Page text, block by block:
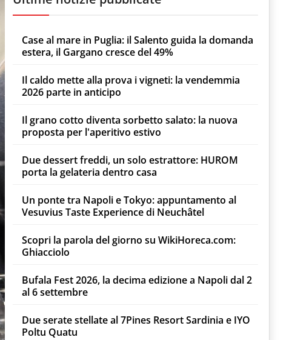
Case al mare in Puglia: il Salento guida la domanda
estera, il Gargano cresce del 49%
Il caldo mette alla prova i vigneti: la vendemmia
2026 parte in anticipo
Il grano cotto diventa sorbetto salato: la nuova
proposta per l'aperitivo estivo
Due dessert freddi, un solo estrattore: HUROM
porta la gelateria dentro casa
Un ponte tra Napoli e Tokyo: appuntamento al
Vesuvius Taste Experience di Neuchâtel
Scopri la parola del giorno su WikiHoreca.com:
Ghiacciolo
Bufala Fest 2026, la decima edizione a Napoli dal 2
al 6 settembre
Due serate stellate al 7Pines Resort Sardinia e IYO
Poltu Quatu